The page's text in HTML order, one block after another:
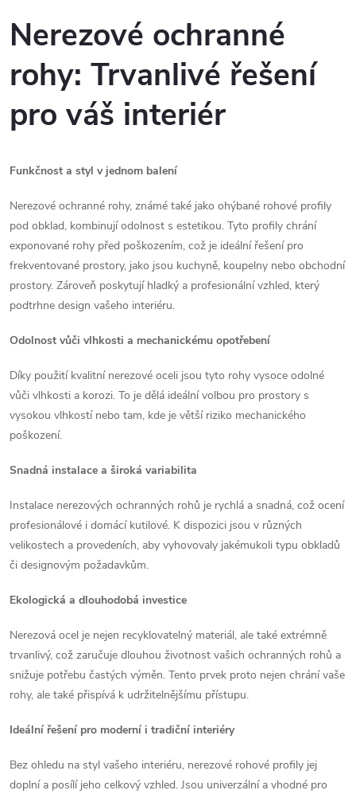
d
a
c
í
r
v
k
y
v
ý
p
i
s
u
á
n
k
o
v
á
í
Nerezové ochranné
rohy: Trvanlivé řešení
pro váš interiér
Funkčnost a styl v jednom balení
Nerezové ochranné rohy, známé také jako ohýbané rohové profily
pod obklad, kombinují odolnost s estetikou. Tyto profily chrání
exponované rohy před poškozením, což je ideální řešení pro
frekventované prostory, jako jsou kuchyně, koupelny nebo obchodní
prostory. Zároveň poskytují hladký a profesionální vzhled, který
podtrhne design vašeho interiéru.
Odolnost vůči vlhkosti a mechanickému opotřebení
Díky použití kvalitní nerezové oceli jsou tyto rohy vysoce odolné
vůči vlhkosti a korozi. To je dělá ideální volbou pro prostory s
vysokou vlhkostí nebo tam, kde je větší riziko mechanického
poškození.
Snadná instalace a široká variabilita
Instalace nerezových ochranných rohů je rychlá a snadná, což ocení
profesionálové i domácí kutilové. K dispozici jsou v různých
velikostech a provedeních, aby vyhovovaly jakémukoli typu obkladů
či designovým požadavkům.
Ekologická a dlouhodobá investice
Nerezová ocel je nejen recyklovatelný materiál, ale také extrémně
trvanlivý, což zaručuje dlouhou životnost vašich ochranných rohů a
snižuje potřebu častých výměn. Tento prvek proto nejen chrání vaše
rohy, ale také přispívá k udržitelnějšímu přístupu.
Ideální řešení pro moderní i tradiční interiéry
Bez ohledu na styl vašeho interiéru, nerezové rohové profily jej
doplní a posílí jeho celkový vzhled. Jsou univerzální a vhodné pro